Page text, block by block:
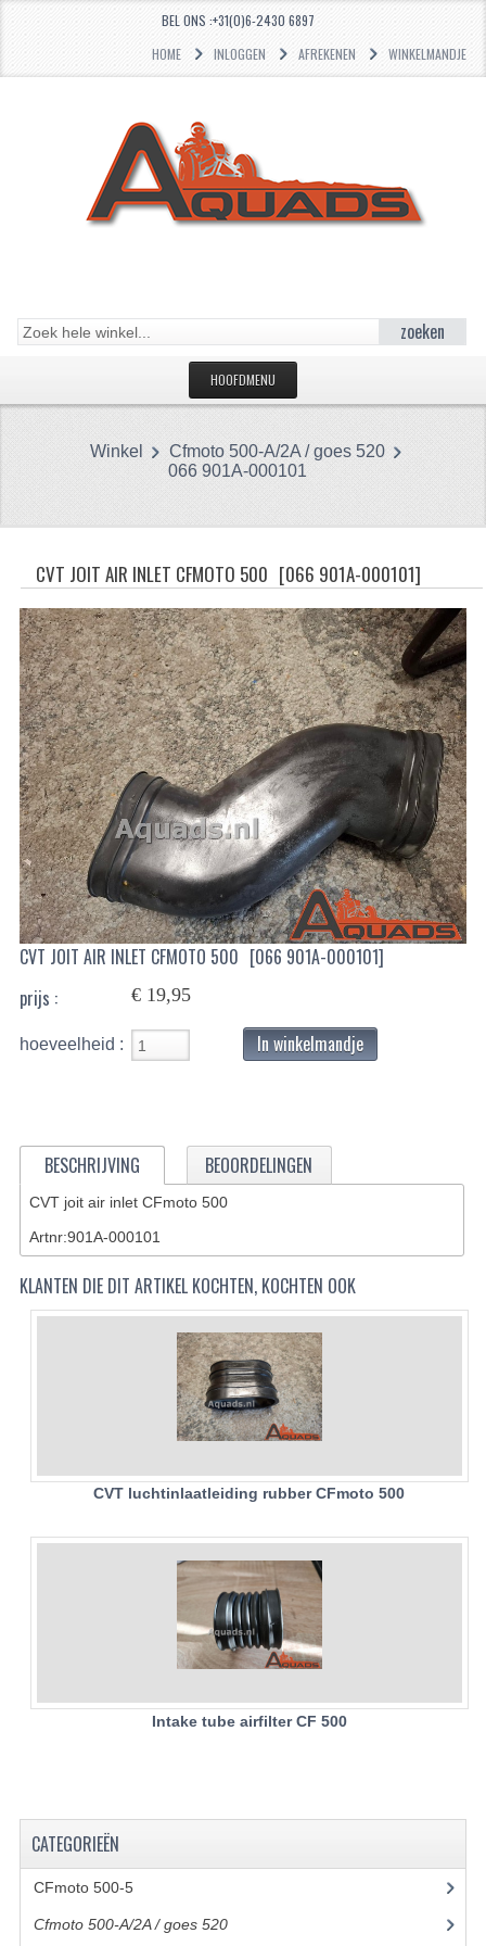
BEL ONS :+31(0)6-2430 6897
HOME
INLOGGEN AFREKENEN WINKELMANDJE
zoeken
HOOFDMENU
CATEGORIEËN
BRANDSTOF SYSTEEM
LAGERS
PAKKINGEN
PLASTIC PARTS
VERLICHTING
ONDERDELEN 50CC TOT 125CC
UNIVERSELE QUAD ONDERDELEN
BASHAN ONDERDELEN
BASHAN 150CC
BASHAN 200S-7-200S-A
BRANDSTOF SYSTEEM
KABELS
KAPPEN EN FRAME
KOEL SYSTEEM
MOTOR
REM SYSTEEM
SCHOKBREKERS
UITLAAT SYSTEEM
VERLICHTING
WIEL OPHANGING
WIELEN EN BANDEN
GEREEDSCHAP
Winkel
Cfmoto 500-A/2A / goes 520
066 901A-000101
CVT JOIT AIR INLET CFMOTO 500 [066 901A-000101]
CVT JOIT AIR INLET CFMOTO 500 [066 901A-000101]
prijs :
€ 19,95
hoeveelheid : In winkelmandje
BESCHRIJVING BEOORDELINGEN
CVT joit air inlet CFmoto 500
Artnr:901A-000101
KLANTEN DIE DIT ARTIKEL KOCHTEN, KOCHTEN OOK
CVT luchtinlaatleiding rubber CFmoto 500
Intake tube airfilter CF 500
CATEGORIEËN
CFmoto 500-5(5)
Cfmoto 500-A/2A / goes 520(347)